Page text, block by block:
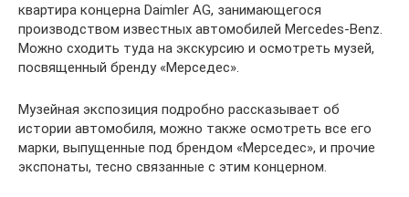
квартира концерна Daimler AG, занимающегося
производством известных автомобилей Mercedes-Benz.
Можно сходить туда на экскурсию и осмотреть музей,
посвященный бренду «Мерседес».
Музейная экспозиция подробно рассказывает об
истории автомобиля, можно также осмотреть все его
марки, выпущенные под брендом «Мерседес», и прочие
экспонаты, тесно связанные с этим концерном.